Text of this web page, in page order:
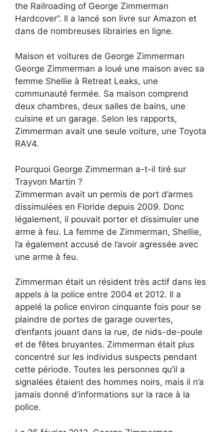
the Railroading of George Zimmerman
Hardcover”. Il a lancé son livre sur Amazon et
dans de nombreuses librairies en ligne.
Maison et voitures de George Zimmerman
George Zimmerman a loué une maison avec sa
femme Shellie à Retreat Leaks, une
communauté fermée. Sa maison comprend
deux chambres, deux salles de bains, une
cuisine et un garage. Selon les rapports,
Zimmerman avait une seule voiture, une Toyota
RAV4.
Pourquoi George Zimmerman a-t-il tiré sur
Trayvon Martin ?
Zimmerman avait un permis de port d’armes
dissimulées en Floride depuis 2009. Donc
légalement, il pouvait porter et dissimuler une
arme à feu. La femme de Zimmerman, Shellie,
l’a également accusé de l’avoir agressée avec
une arme à feu.
Zimmerman était un résident très actif dans les
appels à la police entre 2004 et 2012. Il a
appelé la police environ cinquante fois pour se
plaindre de portes de garage ouvertes,
d’enfants jouant dans la rue, de nids-de-poule
et de fêtes bruyantes. Zimmerman était plus
concentré sur les individus suspects pendant
cette période. Toutes les personnes qu’il a
signalées étaient des hommes noirs, mais il n’a
jamais donné d’informations sur la race à la
police.